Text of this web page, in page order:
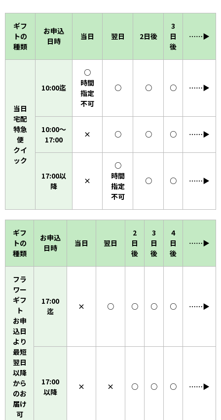
ギフ
トの
種類
お申込
日時
当日 翌日 2日後
3
日
後
……▶︎
当日
宅配
特急
便
クイ
ック
10:00迄
○
時間
指定
不可
○ ○ ○ ……▶︎
10:00〜
17:00
× ○ ○ ○ ……▶︎
17:00以
降
×
○
時間
指定
不可
○ ○ ……▶︎
ギフ
トの
種類
お申込
日時
当日 翌日
2
日
後
3
日
後
4
日
後
……▶︎
フラ
ワー
ギフ
ト
お申
込日
より
最短
翌日
以降
から
のお
届け
可
17:00
迄
× ○ ○ ○ ○ ……▶︎
17:00
以降
× × ○ ○ ○ ……▶︎